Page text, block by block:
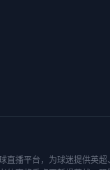
直播平台，为球迷提供英